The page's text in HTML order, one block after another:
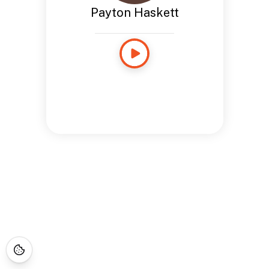
Payton Haskett